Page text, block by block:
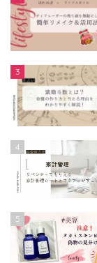
3
4
5